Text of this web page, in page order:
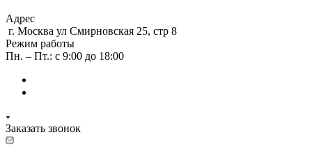
Адрес
г. Москва ул Смирновская 25, стр 8
Режим работы
Пн. – Пт.: с 9:00 до 18:00
Заказать звонок